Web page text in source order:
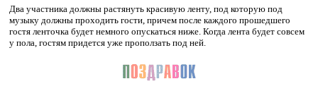
Два участника должны растянуть красивую ленту, под которую под
музыку должны проходить гости, причем после каждого прошедшего
гостя ленточка будет немного опускаться ниже. Когда лента будет совсем
у пола, гостям придется уже проползать под ней.